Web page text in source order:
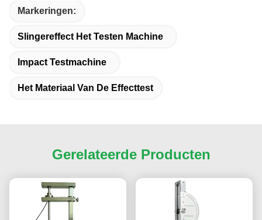
Markeringen:
Slingereffect Het Testen Machine
Impact Testmachine
Het Materiaal Van De Effecttest
Gerelateerde Producten